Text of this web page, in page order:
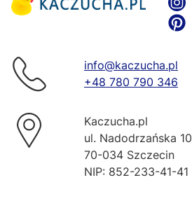
info@kaczucha.pl
+48 780 790 346
Kaczucha.pl
ul. Nadodrzańska 10
70-034 Szczecin
NIP: 852-233-41-41